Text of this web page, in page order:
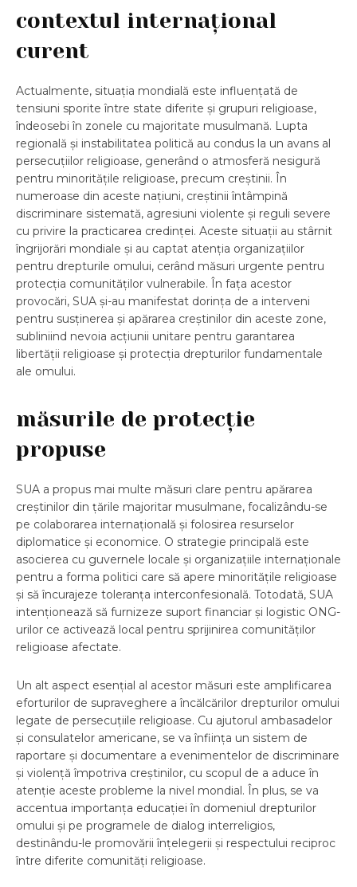
contextul internațional
curent
Actualmente, situația mondială este influențată de
tensiuni sporite între state diferite și grupuri religioase,
îndeosebi în zonele cu majoritate musulmană. Lupta
regională și instabilitatea politică au condus la un avans al
persecuțiilor religioase, generând o atmosferă nesigură
pentru minoritățile religioase, precum creștinii. În
numeroase din aceste națiuni, creștinii întâmpină
discriminare sistemată, agresiuni violente și reguli severe
cu privire la practicarea credinței. Aceste situații au stârnit
îngrijorări mondiale și au captat atenția organizațiilor
pentru drepturile omului, cerând măsuri urgente pentru
protecția comunităților vulnerabile. În fața acestor
provocări, SUA și-au manifestat dorința de a interveni
pentru susținerea și apărarea creștinilor din aceste zone,
subliniind nevoia acțiunii unitare pentru garantarea
libertății religioase și protecția drepturilor fundamentale
ale omului.
măsurile de protecție
propuse
SUA a propus mai multe măsuri clare pentru apărarea
creștinilor din țările majoritar musulmane, focalizându-se
pe colaborarea internațională și folosirea resurselor
diplomatice și economice. O strategie principală este
asocierea cu guvernele locale și organizațiile internaționale
pentru a forma politici care să apere minoritățile religioase
și să încurajeze toleranța interconfesională. Totodată, SUA
intenționează să furnizeze suport financiar și logistic ONG-
urilor ce activează local pentru sprijinirea comunităților
religioase afectate.
Un alt aspect esențial al acestor măsuri este amplificarea
eforturilor de supraveghere a încălcărilor drepturilor omului
legate de persecuțiile religioase. Cu ajutorul ambasadelor
și consulatelor americane, se va înființa un sistem de
raportare și documentare a evenimentelor de discriminare
și violență împotriva creștinilor, cu scopul de a aduce în
atenție aceste probleme la nivel mondial. În plus, se va
accentua importanța educației în domeniul drepturilor
omului și pe programele de dialog interreligios,
destinându-le promovării înțelegerii și respectului reciproc
între diferite comunități religioase.